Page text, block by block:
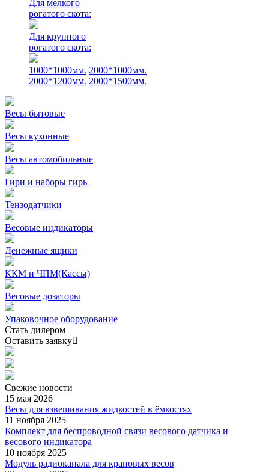
Для мелкого
рогатого скота:
Для крупного
рогатого скота:
1000*1000мм. 2000*1000мм.
2000*1200мм. 2000*1500мм.
Весы бытовые
Весы кухонные
Весы автомобильные
Гири и наборы гирь
Тензодатчики
Весовые индикаторы
Денежные ящики
ККМ и ЧПМ(Кассы)
Весовые дозаторы
Упаковочное оборудование
Стать дилером
Оставить заявку
Свежие новости
15 мая 2026
Весы для взвешивания жидкостей в ёмкостях
11 ноября 2025
Комплект для беспроводной связи весового датчика и
весового индикатора
10 ноября 2025
Модуль радиоканала для крановых весов